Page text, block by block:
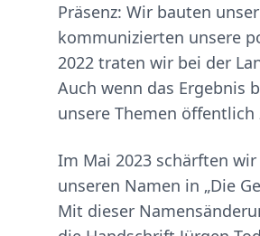
Präsenz: Wir bauten
kommunizierten unsere
2022 traten wir bei der
Auch wenn das Ergebnis
unsere Themen öffentlich
Im Mai 2023 schärften
unseren Namen in „Die
Mit dieser